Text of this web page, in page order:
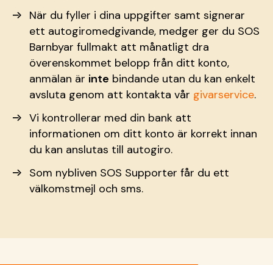
När du fyller i dina uppgifter samt signerar
ett autogiromedgivande, medger ger du SOS
Barnbyar fullmakt att månatligt dra
överenskommet belopp från ditt konto,
anmälan är inte bindande utan du kan enkelt
avsluta genom att kontakta vår givarservice.
Vi kontrollerar med din bank att
informationen om ditt konto är korrekt innan
du kan anslutas till autogiro.
Som nybliven SOS Supporter får du ett
välkomstmejl och sms.